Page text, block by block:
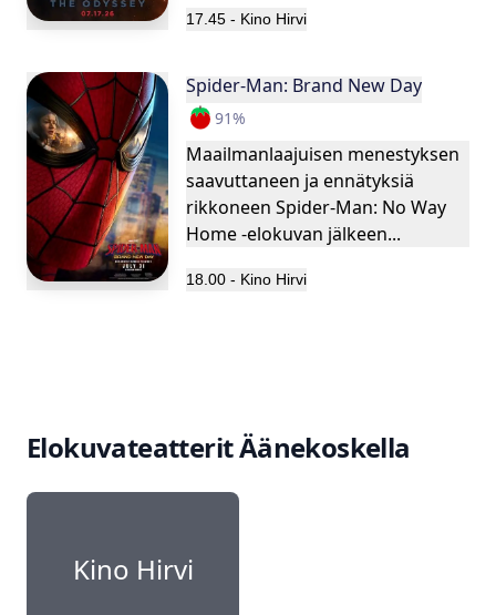
17.45 - Kino Hirvi
Spider-Man: Brand New Day
91%
Maailmanlaajuisen menestyksen
saavuttaneen ja ennätyksiä
rikkoneen Spider-Man: No Way
Home -elokuvan jälkeen...
18.00 - Kino Hirvi
ElokuvateatteritÄänekoskella
Kino Hirvi